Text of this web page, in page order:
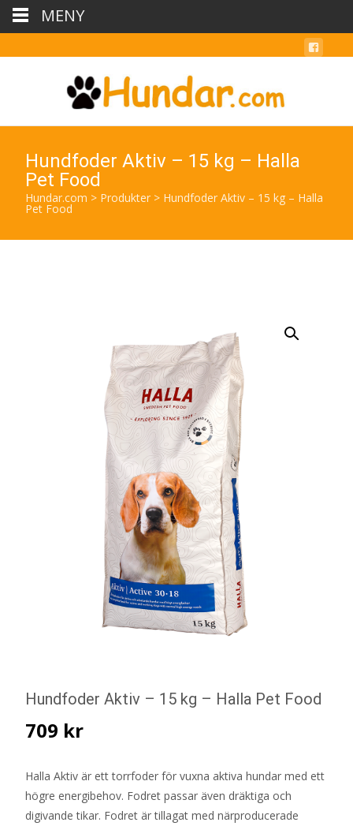
Hundfoder Aktiv – 15 kg – Halla
Pet Food
Hundar.com > Produkter > Hundfoder Aktiv – 15 kg – Halla
Pet Food
Hundfoder Aktiv – 15 kg – Halla Pet Food
709 kr
Halla Aktiv är ett torrfoder för vuxna aktiva hundar med ett
högre energibehov. Fodret passar även dräktiga och
digivande tikar. Fodret är tillagat med närproducerade
MENY